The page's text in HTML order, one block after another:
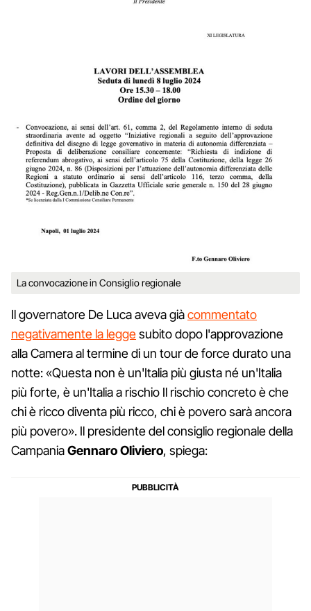
La convocazione in Consiglio regionale
Il governatore De Luca aveva giàcommentato
negativamente la leggesubito dopo l'approvazione
alla Camera al termine di un tour de force durato una
notte: «Questa non è un'Italia più giusta né un'Italia
più forte, è un'Italia a rischio Il rischio concreto è che
chi è ricco diventa più ricco, chi è povero sarà ancora
più povero». Il presidente del consiglio regionale della
CampaniaGennaro Oliviero, spiega: